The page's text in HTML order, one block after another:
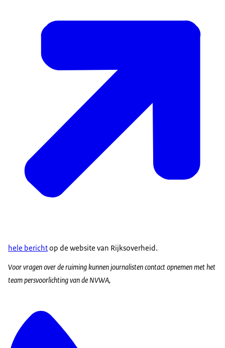
hele berichtop de website van Rijksoverheid.
Voor vragen over de ruiming kunnen journalisten contact opnemen met het
team persvoorlichting van de NVWA,